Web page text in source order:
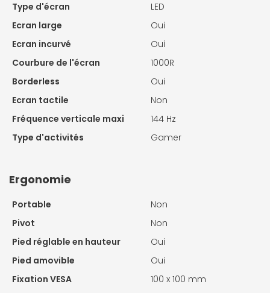
Type d'écran
LED
Ecran large
Oui
Ecran incurvé
Oui
Courbure de l'écran
1000R
Borderless
Oui
Ecran tactile
Non
Fréquence verticale maxi
144 Hz
Type d'activités
Gamer
Ergonomie
Portable
Non
Pivot
Non
Pied réglable en hauteur
Oui
Pied amovible
Oui
Fixation VESA
100 x 100 mm